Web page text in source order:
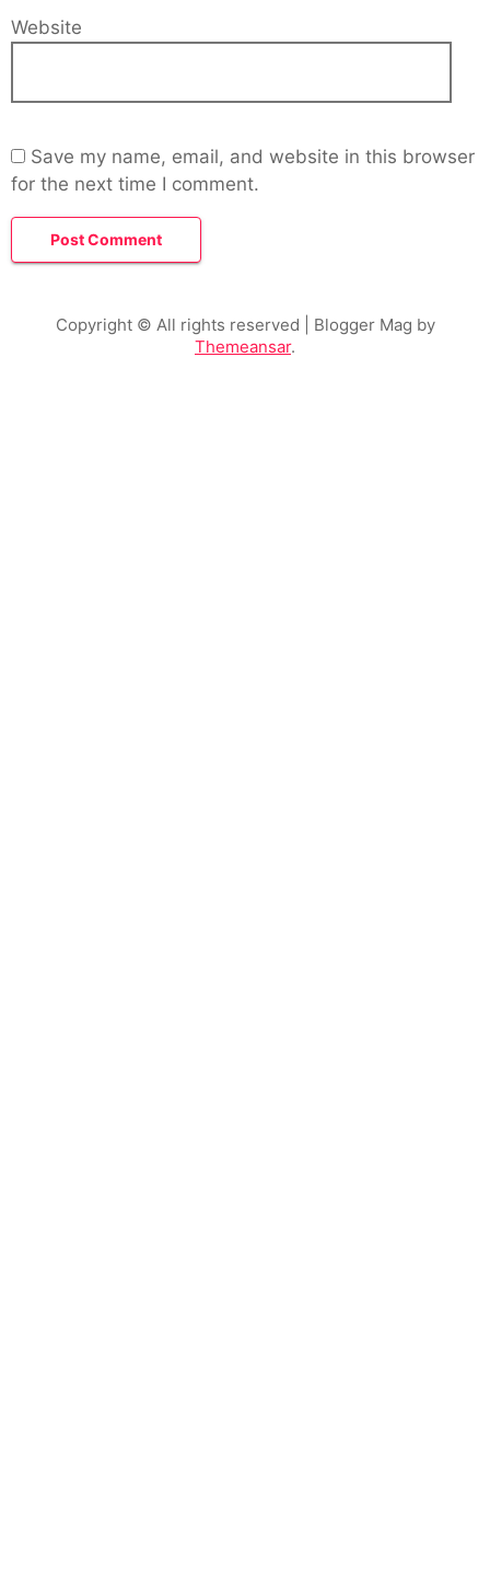
Website
Save my name, email, and website in this browser
for the next time I comment.
Copyright © All rights reserved | Blogger Mag by
Themeansar.